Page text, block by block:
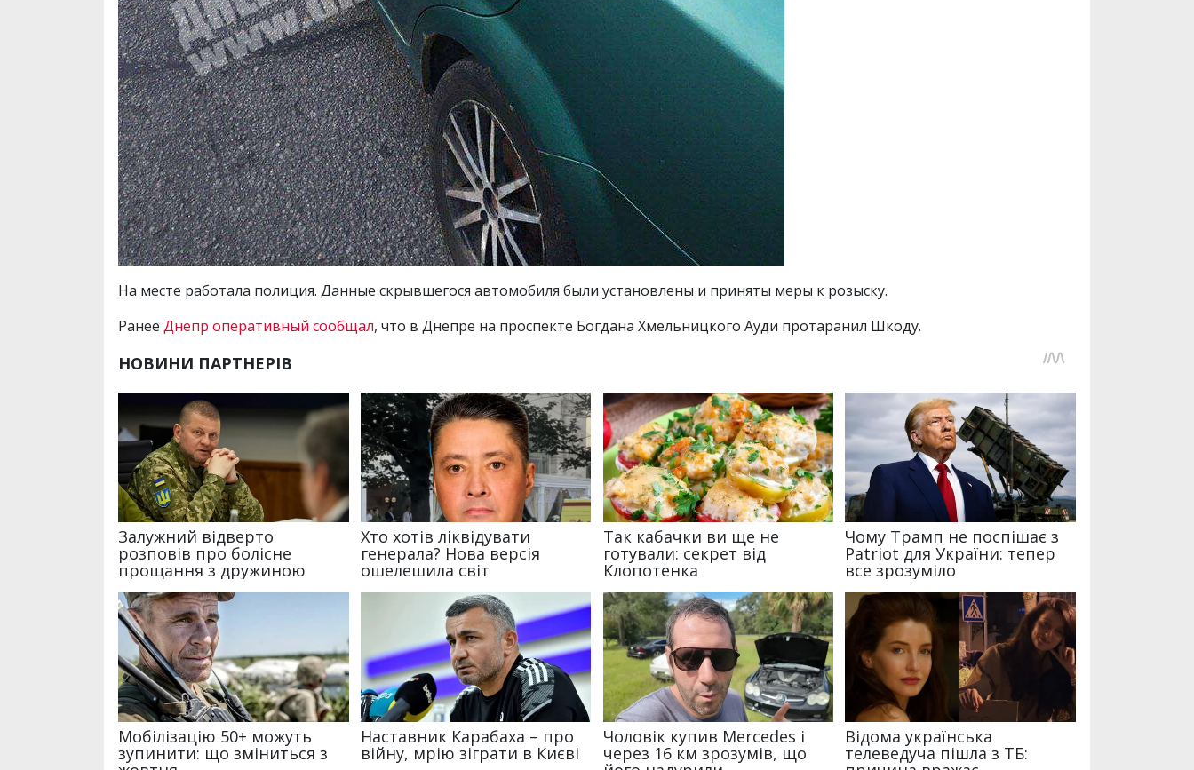
На месте работала полиция. Данные скрывшегося автомобиля были установлены и приняты меры к розыску.
Ранее Днепр оперативный сообщал, что в Днепре на проспекте Богдана Хмельницкого Ауди протаранил Шкоду.